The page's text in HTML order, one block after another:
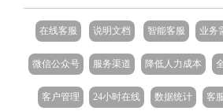
在线客服 说明文档 智能客服 业务
微信公众号 服务渠道 降低人力成本
客户管理 24小时在线 数据统计 客